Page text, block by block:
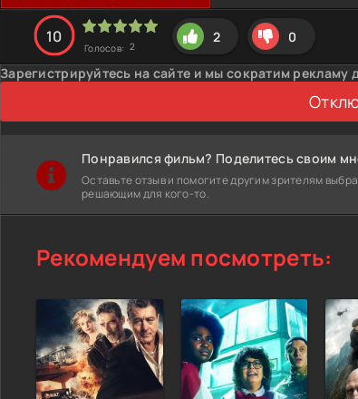
10
Голосов: 2
2 0
Зарегистрируйтесь на сайте и мы сократим рекламу
Понравился фильм? Поделитесь своим
Оставьте отзыв и помогите другим зрителям
решающим для кого-то.
Рекомендуем посмотреть: